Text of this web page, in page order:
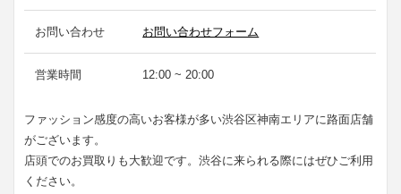
お問い合わせ お問い合わせフォーム
営業時間 12:00 ~ 20:00
ファッション感度の高いお客様が多い渋谷区神南エリアに路面店舗
がございます。
店頭でのお買取りも大歓迎です。渋谷に来られる際にはぜひご利用
ください。